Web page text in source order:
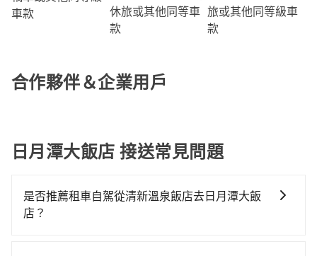
車款
休旅或其他同等車
款
旅或其他同等級車
款
合作夥伴＆企業用戶
日月潭大飯店 接送常見問題
是否推薦租車自駕從清新溫泉飯店去日月潭大飯
店？